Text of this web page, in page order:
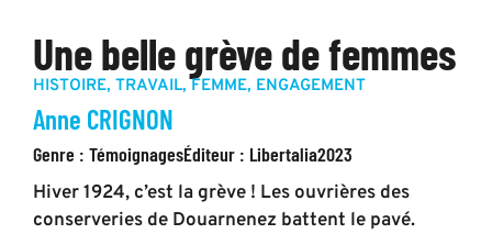
Une belle grève de femmes
HISTOIRE, TRAVAIL,FEMME, ENGAGEMENT
Anne CRIGNON
Genre : TémoignagesÉditeur : Libertalia2023
Hiver 1924, c’est la grève ! Les ouvrières des
conserveries de Douarnenez battent le pavé.